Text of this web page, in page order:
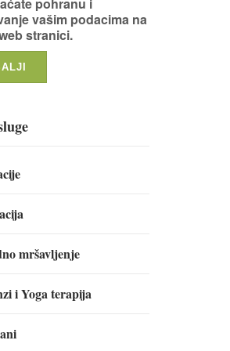
vašim podacima na
stranici.
mršavljenje
i Yoga terapija